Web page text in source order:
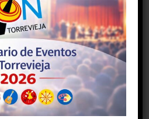
Béjar.
Moreno & Ana Jescas
21:00 HORAS.